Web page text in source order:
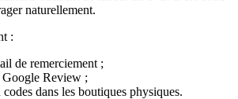
naturellement.
:
de remerciement ;
Review ;
dans les boutiques physiques.